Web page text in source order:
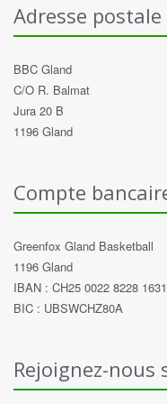
Adresse
BBC Gland
C/O R. Balmat
Jura 20 B
1196 Gland
Compte
Greenfox Gland Basketball
1196 Gland
IBAN : CH25 0022 8228
BIC : UBSWCHZ80A
Rejoignez-nous